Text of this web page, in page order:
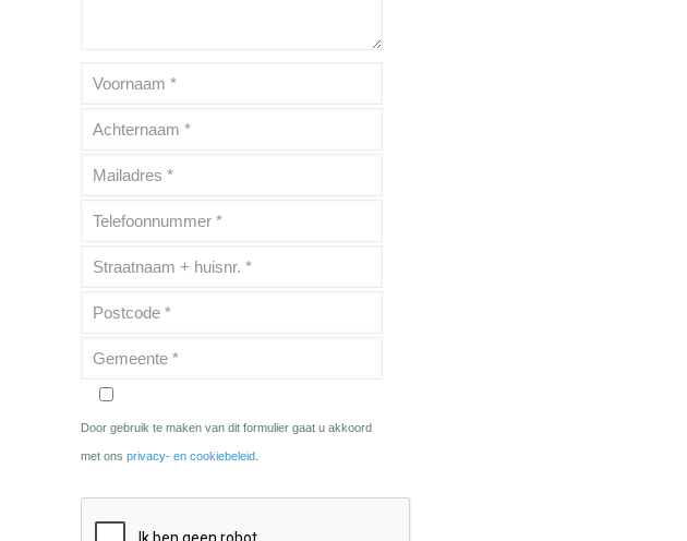
Door gebruik te maken van dit formulier gaat u akkoord
met onsprivacy- en cookiebeleid